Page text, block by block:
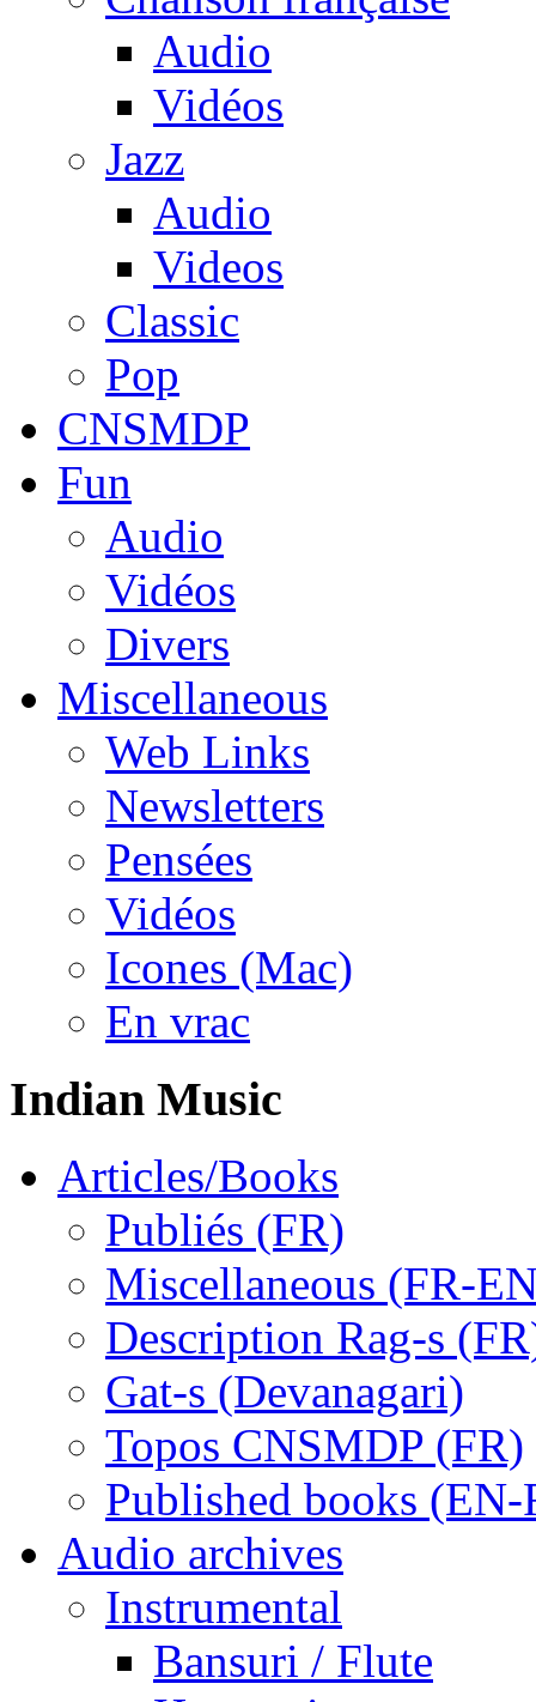
Audio
Vidéos
Jazz
Audio
Videos
Classic
Pop
CNSMDP
Fun
Audio
Vidéos
Divers
Miscellaneous
Web Links
Newsletters
Pensées
Vidéos
Icones (Mac)
En vrac
Indian Music
Articles/Books
Publiés (FR)
Miscellaneous (FR-
Description Rag-s
Gat-s (Devanagari)
Topos CNSMDP (FR)
Published books (EN-
Audio archives
Instrumental
Bansuri / Flute